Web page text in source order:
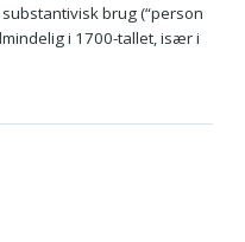
brug (“person
i 1700-tallet, især i